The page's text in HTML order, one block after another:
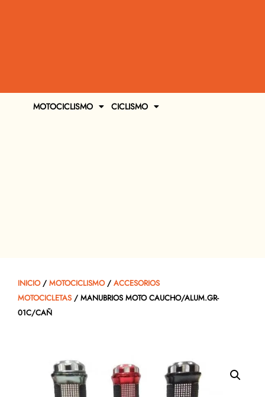
MOTOCICLISMO CICLISMO
INICIO/ MOTOCICLISMO/ ACCESORIOS
MOTOCICLETAS / MANUBRIOS MOTO CAUCHO/ALUM.GR-
01C/CAÑ